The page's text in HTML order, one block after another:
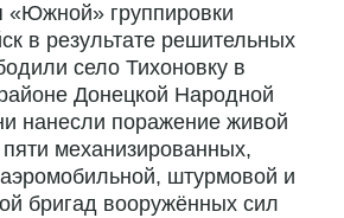
«Южной» группировки
в результате решительных
село Тихоновку в
Донецкой Народной
нанесли поражение живой
механизированных,
штурмовой и
бригад вооружённых сил